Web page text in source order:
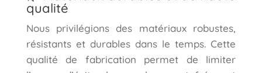
qualité
Nous privilégions des matériaux robustes,
résistants et durables dans le temps. Cette
qualité de fabrication permet de limiter